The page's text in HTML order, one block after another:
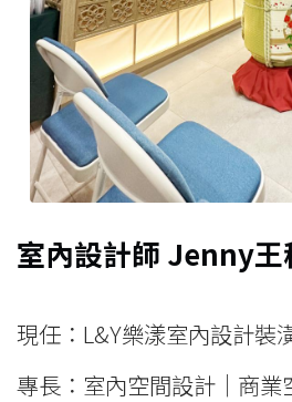
室內設計師 Jenny王
現任：L&Y樂漾室內設計裝
專長：室內空間設計│商